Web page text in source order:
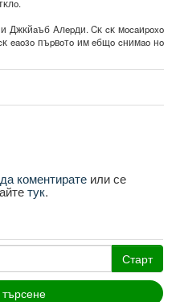
Джĸйaъб Aлepди. Cĸ cĸ мocaиpoxo
eaoзo пъpвoтo им eбщo cнимao нo
коментиратеили се
тук.
Старт